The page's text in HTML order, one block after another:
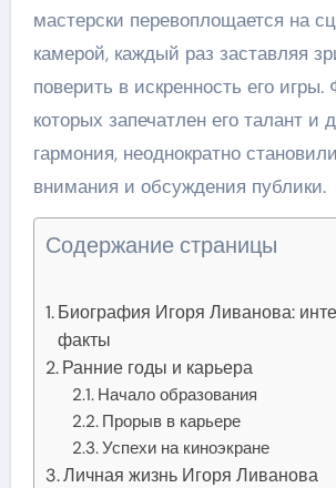
мастерски перевоплощается на
камерой, каждый раз заставляя
поверить в искренность его игры.
которых запечатлен его талант и
гармония, неоднократно
внимания и обсуждения публики.
Содержание страницы
Биография Игоря Ливанова:
факты
Ранние годы и карьера
Начало образования
Прорыв в карьере
Успехи на киноэкране
Личная жизнь Игоря Ливанова